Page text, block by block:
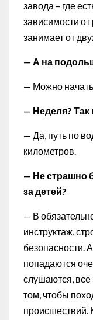
завода – где
зависимости
занимает от
— А на
— Можно начать
— Неделя? Так
— Да, путь по
километров.
— Не страшно
за детей?
— В
инструктаж,
безопасности.
попадаются
слушаются,
том, чтобы
происшествий.